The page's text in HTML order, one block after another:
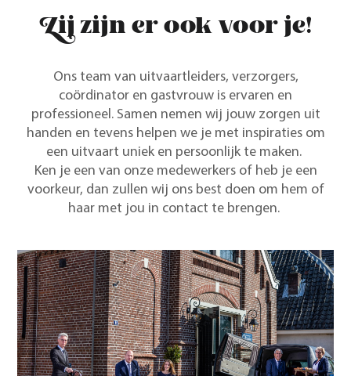
Zij zijn er ook voor je!
Ons team van uitvaartleiders, verzorgers,
coördinator en gastvrouw is ervaren en
professioneel. Samen nemen wij jouw zorgen uit
handen en tevens helpen we je met inspiraties om
een uitvaart uniek en persoonlijk te maken.
Ken je een van onze medewerkers of heb je een
voorkeur, dan zullen wij ons best doen om hem of
haar met jou in contact te brengen.